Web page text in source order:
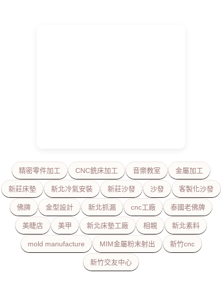
精密零件加工 CNC銑床加工 音樂教室 金屬加工
新莊床墊 新北冷氣安裝 新莊沙發 沙發 客製化沙發
佛牌 金型設計 新北抓漏 cnc工廠 泰國老佛牌
美睫店 美甲 新北床墊工廠 相親 新北素料
mold manufacture MIM金屬粉末射出 新竹cnc
新竹交友中心